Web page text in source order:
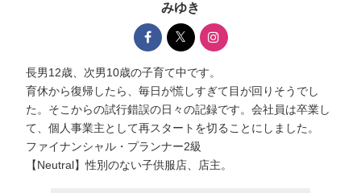
みゆき
長男12歳、次男10歳の子育て中です。
育休から復帰したら、毎日が慌しすぎて目が回りそうでし
た。そこからの試行錯誤の日々の記録です。会社員は卒業し
て、個人事業主として再スタートを切ることにしました。
ファイナンシャル・プランナー2級
【Neutral】性別のない子供服店、店主。